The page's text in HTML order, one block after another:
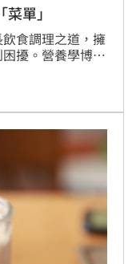
單」
食調理之道，擁
擾。營養學博士
者:陳弋)